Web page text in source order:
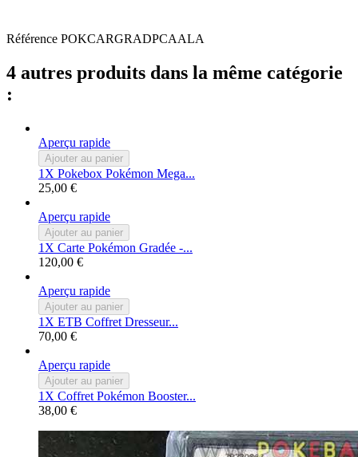
Référence POKCARGRADPCAALA
4 autres produits dans la même catégorie
:
Aperçu rapide
Ajouter au panier
1X Pokebox Pokémon Mega...
25,00 €
Aperçu rapide
Ajouter au panier
1X Carte Pokémon Gradée -...
120,00 €
Aperçu rapide
Ajouter au panier
1X ETB Coffret Dresseur...
70,00 €
Aperçu rapide
Ajouter au panier
1X Coffret Pokémon Booster...
38,00 €